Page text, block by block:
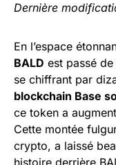
Dernière
En l’espace
BALD est passé
se chiffrant par
blockchain Base
ce token a
Cette montée
crypto, a laissé
histoire derrière